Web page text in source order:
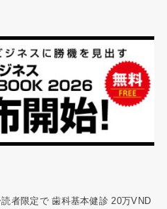
読者限定で 歯科基本健診 20万VND